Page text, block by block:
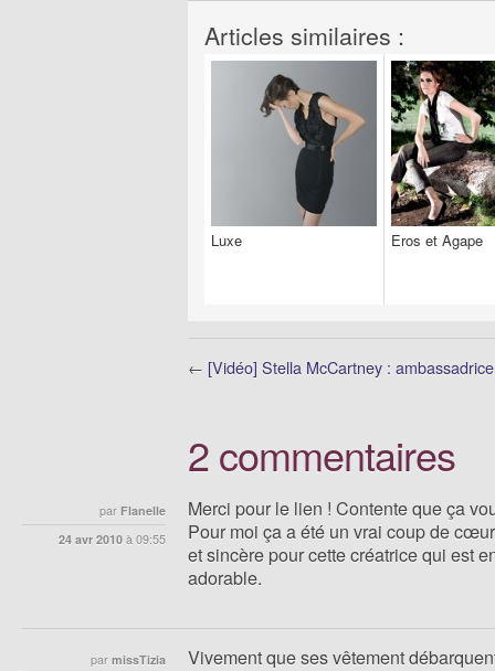
Articles similaires :
Luxe Eros et Agape
← [Vidéo] Stella McCartney :
2 commentaires
par Flanelle
24 avr 2010 à 09:55
Merci pour le lien ! Contente que ça
Pour moi ça a été un vrai coup de
et sincère pour cette créatrice qui est
adorable.
par missTizia
Vivement que ses vêtement